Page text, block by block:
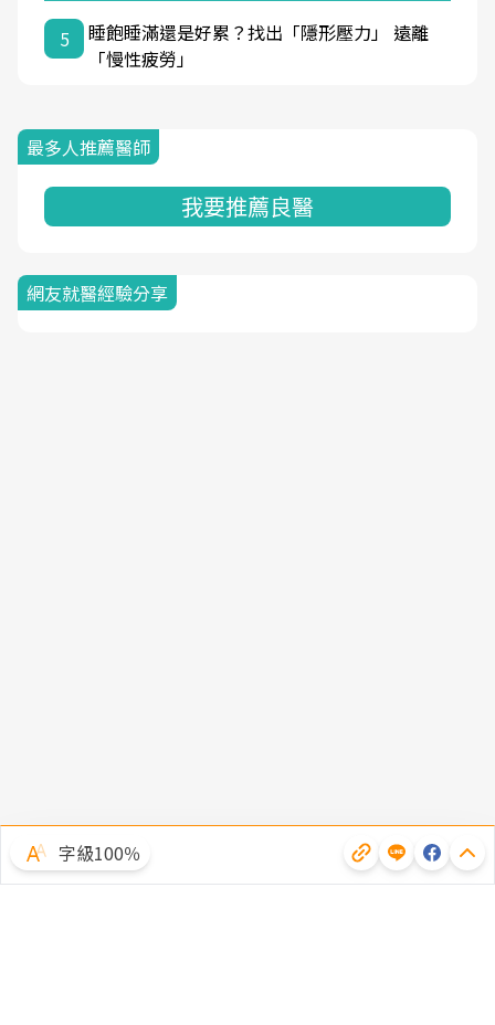
5
睡飽睡滿還是好累？找出「隱形壓力」 遠離
「慢性疲勞」
最多人推薦醫師
我要推薦良醫
網友就醫經驗分享
字級100％